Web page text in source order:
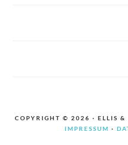
COPYRIGHT © 2026 · ELLIS &
IMPRESSUM ·